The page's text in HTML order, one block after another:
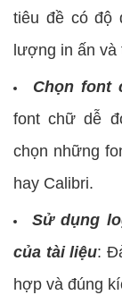
tiêu đề có độ
lượng in ấn
Chọn font
font chữ dễ
chọn những
hay Calibri.
Sử dụng
của tài liệu:
hợp và đúng